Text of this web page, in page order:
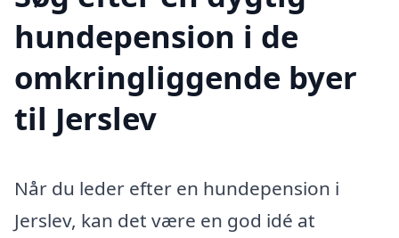
hundepension i de
omkringliggende byer
til Jerslev
Når du leder efter en hundepension i
Jerslev, kan det være en god idé at